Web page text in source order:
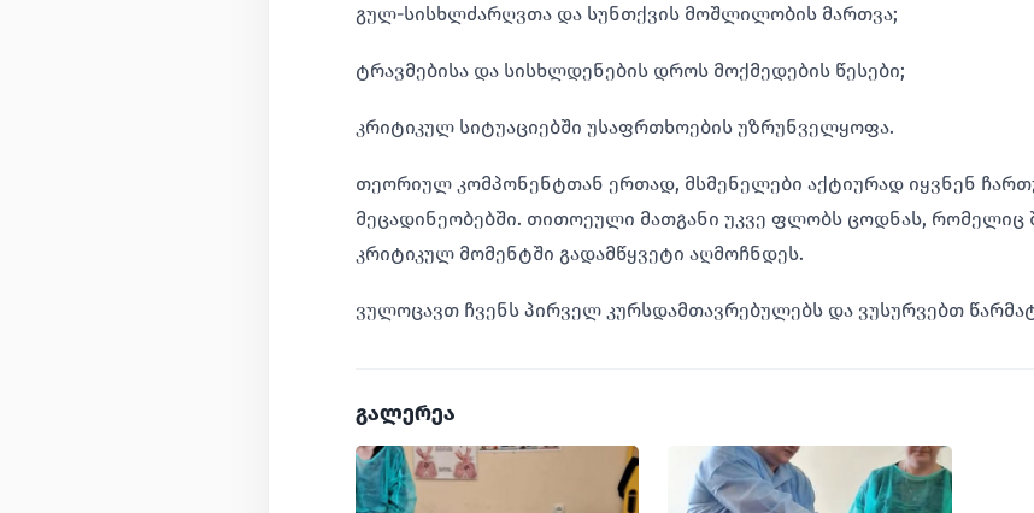
გულ-სისხლძარღვთა და სუნთქვის მოშლილობის მართვა;
ტრავმებისა და სისხლდენების დროს მოქმედების წესები;
კრიტიკულ სიტუაციებში უსაფრთხოების უზრუნველყოფა.
თეორიულ კომპონენტთან ერთად, მსმენელები აქტიურად იყვნენ
მეცადინეობებში. თითოეული მათგანი უკვე ფლობს ცოდნას, რომელიც
კრიტიკულ მომენტში გადამწყვეტი აღმოჩნდეს.
ვულოცავთ ჩვენს პირველ კურსდამთავრებულებს და ვუსურვებთ
გალერეა